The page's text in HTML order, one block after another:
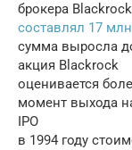
брокера Blackrock
составлял 17
сумма выросла
акция Blackrock
оценивается
момент выхода
IPO
в 1994 году